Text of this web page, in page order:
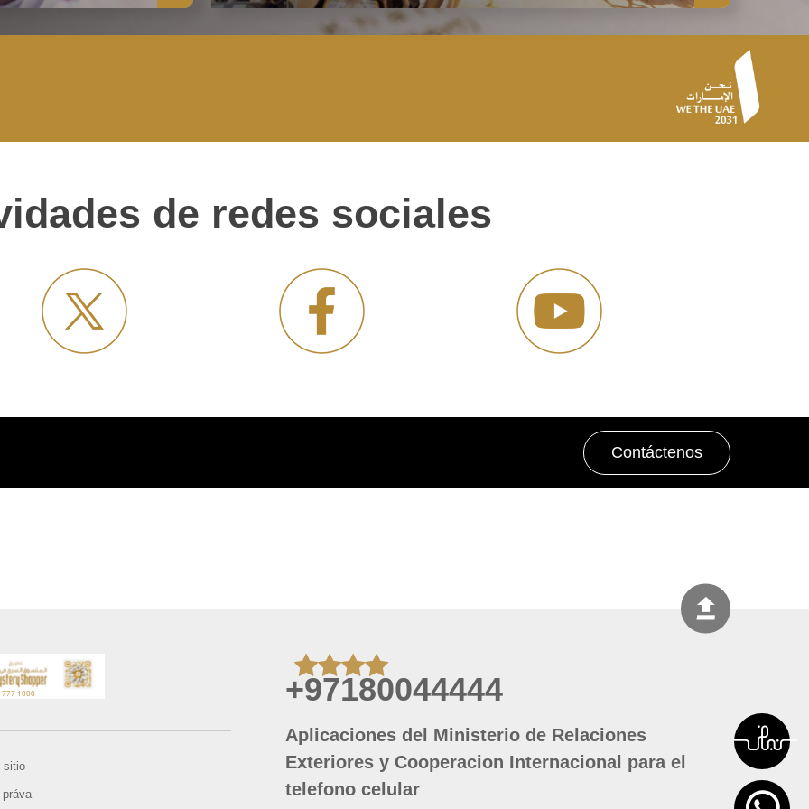
de redes sociales
Contáctenos
+97180044444
Aplicaciones del Ministerio de Relaciones
Exteriores y Cooperacion Internacional para el
telefono celular
sitio